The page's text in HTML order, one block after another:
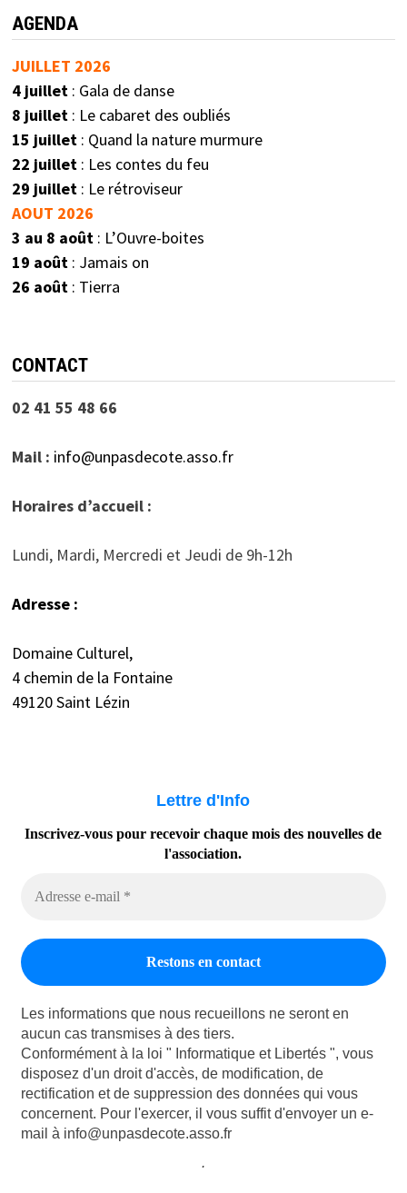
AGENDA
JUILLET 2026
4 juillet: Gala de danse
8 juillet: Le cabaret des oubliés
15 juillet: Quand la nature murmure
22 juillet: Les contes du feu
29 juillet: Le rétroviseur
AOUT 2026
3 au 8 août: L’Ouvre-boites
19 août: Jamais on
26 août: Tierra
CONTACT
02 41 55 48 66
Mail : info@unpasdecote.asso.fr
Horaires d’accueil :
Lundi, Mardi, Mercredi et Jeudi de 9h-12h
Adresse :
Domaine Culturel,
4 chemin de la Fontaine
49120 Saint Lézin
Lettre d'Info
Inscrivez-vous pour recevoir chaque mois des nouvelles de
l'association.
Les informations que nous recueillons ne seront en
aucun cas transmises à des tiers.
Conformément à la loi " Informatique et Libertés ", vous
disposez d'un droit d'accès, de modification, de
rectification et de suppression des données qui vous
concernent. Pour l'exercer, il vous suffit d'envoyer un e-
mail à info@unpasdecote.asso.fr
.